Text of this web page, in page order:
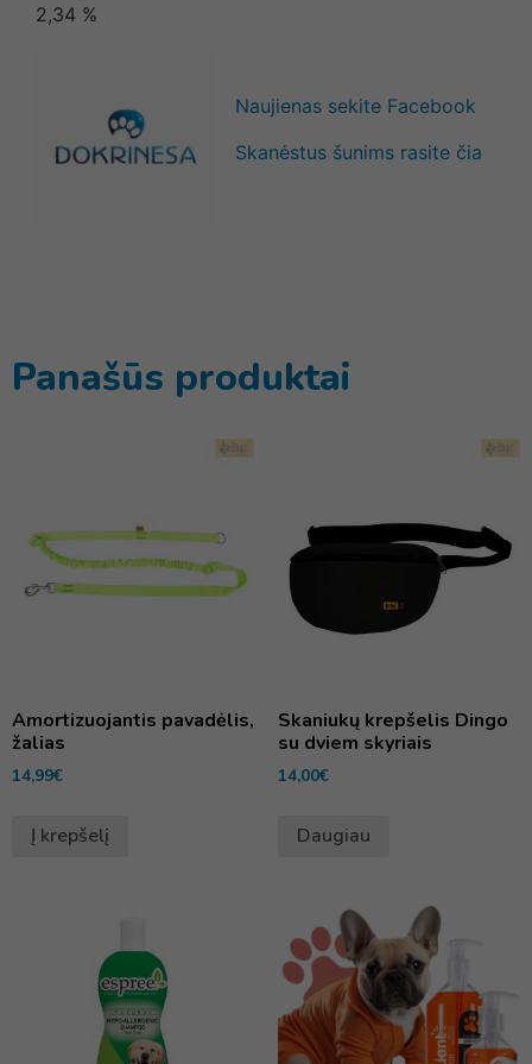
2,34 %
Naujienas sekite Facebook
Skanėstus šunims rasite čia
Panašūs produktai
Amortizuojantis pavadėlis,
žalias
14,99€
Į krepšelį
Skaniukų krepšelis Dingo
su dviem skyriais
14,00€
Daugiau